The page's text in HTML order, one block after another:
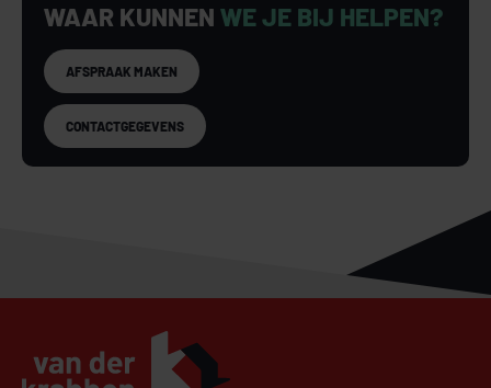
WAAR KUNNEN WE JE BIJ HELPEN?
AFSPRAAK MAKEN
CONTACTGEGEVENS